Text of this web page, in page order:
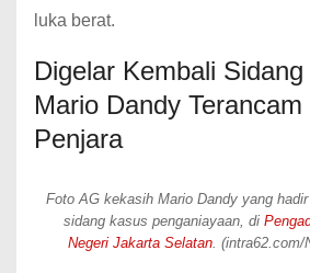
luka berat.
Digelar Kembali
Mario Dandy Terancam
Penjara
Foto AG kekasih Mario Dandy yang
sidang kasus penganiayaan, di
Negeri Jakarta Selatan. (intra62.com/